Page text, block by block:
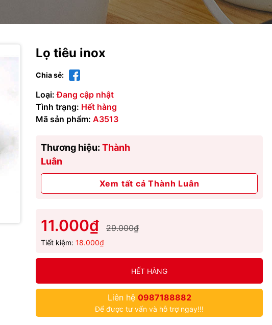
Lọ tiêu inox
Chia sẻ:
Loại: Đang cập nhật
Tình trạng: Hết hàng
Mã sản phẩm: A3513
Thương hiệu: Thành
Luân
Xem tất cả Thành Luân
11.000₫ 29.000₫
Tiết kiệm: 18.000₫
HẾT HÀNG
Liên hệ 0987188882
Để được tư vấn và hỗ trợ ngay!!!